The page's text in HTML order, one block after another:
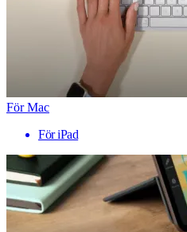
För Mac
För iPad